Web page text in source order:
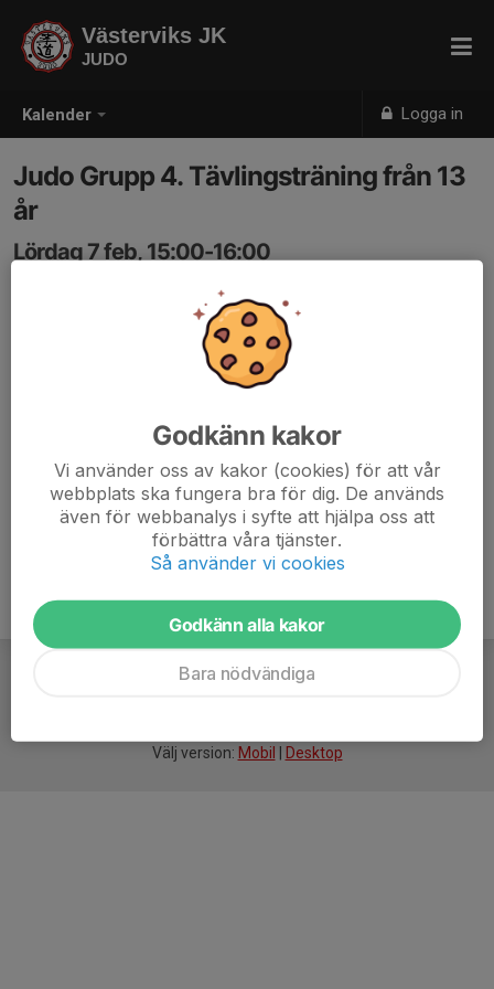
Kalender Logga in
Västerviks JK
JUDO
Judo Grupp 4. Tävlingsträning från 13
år
Lördag 7 feb, 15:00-16:00
Tävlingsträning från 13 år och uppåt. Du ska ha minst
orange bälte för att deltaga
Välj version: Mobil Desktop
Godkänn kakor
Vi använder oss av kakor (cookies) för att vår
webbplats ska fungera bra för dig. De används
även för webbanalys i syfte att hjälpa oss att
förbättra våra tjänster.
Så använder vi cookies
Godkänn alla kakor
Bara nödvändiga